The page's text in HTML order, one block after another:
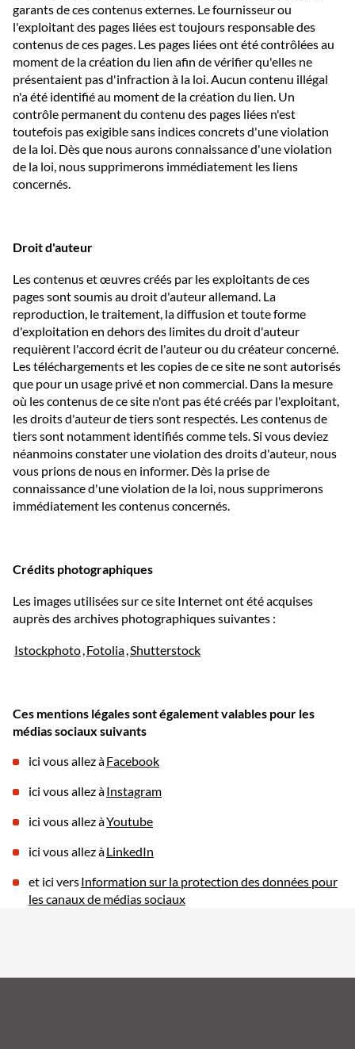
garants de ces contenus externes. Le fournisseur ou
l'exploitant des pages liées est toujours responsable des
contenus de ces pages. Les pages liées ont été contrôlées au
moment de la création du lien afin de vérifier qu'elles ne
présentaient pas d'infraction à la loi. Aucun contenu illégal
n'a été identifié au moment de la création du lien. Un
contrôle permanent du contenu des pages liées n'est
toutefois pas exigible sans indices concrets d'une violation
de la loi. Dès que nous aurons connaissance d'une violation
de la loi, nous supprimerons immédiatement les liens
concernés.
Droit d'auteur
Les contenus et œuvres créés par les exploitants de ces
pages sont soumis au droit d'auteur allemand. La
reproduction, le traitement, la diffusion et toute forme
d'exploitation en dehors des limites du droit d'auteur
requièrent l'accord écrit de l'auteur ou du créateur concerné.
Les téléchargements et les copies de ce site ne sont autorisés
que pour un usage privé et non commercial. Dans la mesure
où les contenus de ce site n'ont pas été créés par l'exploitant,
les droits d'auteur de tiers sont respectés. Les contenus de
tiers sont notamment identifiés comme tels. Si vous deviez
néanmoins constater une violation des droits d'auteur, nous
vous prions de nous en informer. Dès la prise de
connaissance d'une violation de la loi, nous supprimerons
immédiatement les contenus concernés.
Crédits photographiques
Les images utilisées sur ce site Internet ont été acquises
auprès des archives photographiques suivantes :
Istockphoto,Fotolia,Shutterstock
Ces mentions légales sont également valables pour les
médias sociaux suivants
ici vous allez àFacebook
ici vous allez àInstagram
ici vous allez àYoutube
ici vous allez àLinkedIn
et ici versInformation sur la protection des données pour
les canaux de médias sociaux